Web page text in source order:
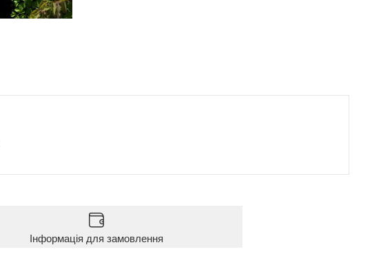
Інформація для замовлення